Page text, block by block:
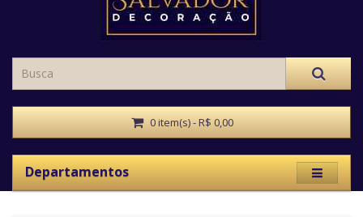
0 item(s) - R$ 0,00
Departamentos